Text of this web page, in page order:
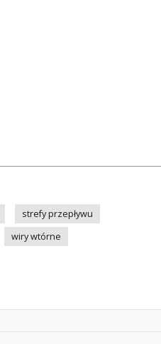
strefy przepływu
wiry wtórne